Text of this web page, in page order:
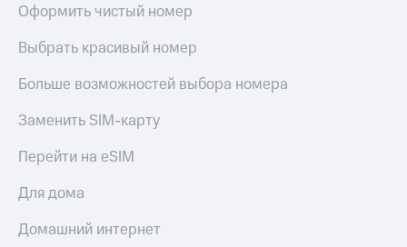
Оформить чистый номер
Выбрать красивый номер
Больше возможностей выбора номера
Заменить SIM-карту
Перейти на eSIM
Для дома
Домашний интернет